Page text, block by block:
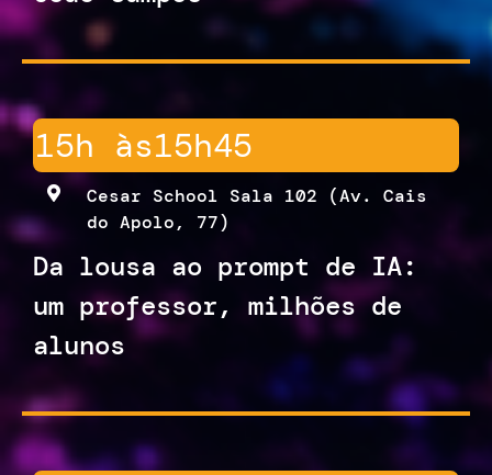
15h às15h45
Cesar School Sala 102 (Av. Cais
do Apolo, 77)
Da lousa ao prompt de IA:
um professor, milhões de
alunos